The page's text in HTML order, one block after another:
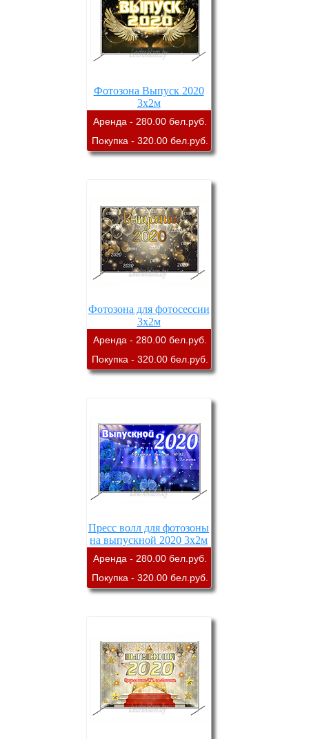
Фотозона Выпуск 2020
3х2м
Аренда - 280.00 бел.руб.
Покупка - 320.00 бел.руб.
Фотозона для фотосессии
3х2м
Аренда - 280.00 бел.руб.
Покупка - 320.00 бел.руб.
Пресс волл для фотозоны
на выпускной 2020 3х2м
Аренда - 280.00 бел.руб.
Покупка - 320.00 бел.руб.